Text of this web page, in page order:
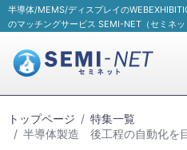
半導体/MEMS/ディスプレイの
のマッチングサービス SEMI-NET（セミネッ
トップページ
特集一覧
半導体製造 後工程の自動化を